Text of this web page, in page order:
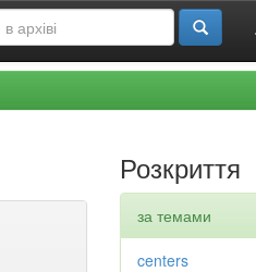
Розкриття
за темами
centers